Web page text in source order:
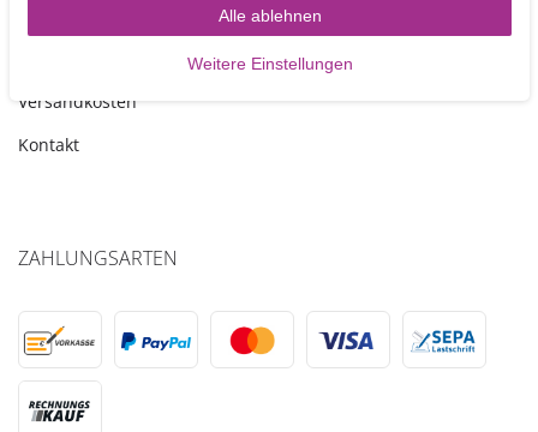
Versandkosten
Kontakt
ZAHLUNGSARTEN
Alle ablehnen
Weitere Einstellungen